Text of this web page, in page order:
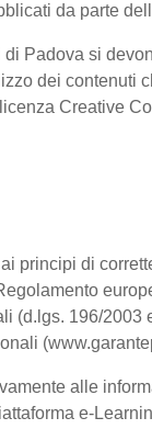
da parte
Padova si
dei contenuti
Creative
principi di
(d.lgs. 196/
alle
e-